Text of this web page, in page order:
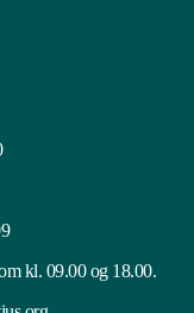
kl. 09.00 og 18.00.